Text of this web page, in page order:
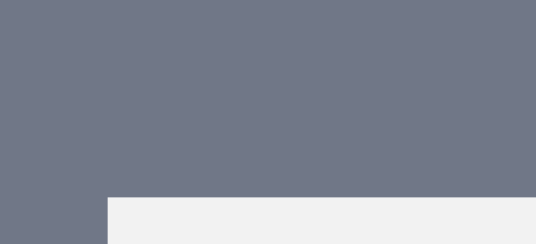
Centrales de traitement d´air